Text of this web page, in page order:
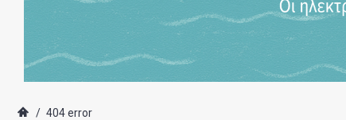
/ 404 error